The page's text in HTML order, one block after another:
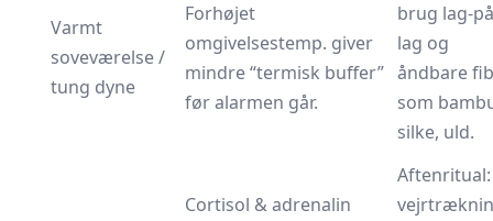
Varmt
soveværelse /
tung dyne
Forhøjet
omgivelsestemp. giver
mindre “termisk buffer”
før alarmen går.
brug lag-
lag og
åndbare
som
silke, uld.
Cortisol & adrenalin
Aftenritual: